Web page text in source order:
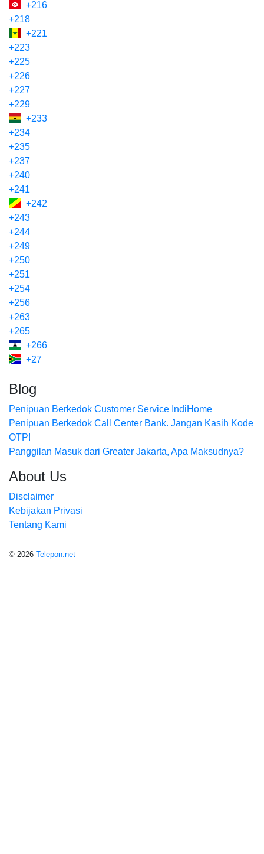
+216
+218
+221
+223
+225
+226
+227
+229
+233
+234
+235
+237
+240
+241
+242
+243
+244
+249
+250
+251
+254
+256
+263
+265
+266
+27
Blog
Penipuan Berkedok Customer Service IndiHome
Penipuan Berkedok Call Center Bank. Jangan Kasih Kode
OTP!
Panggilan Masuk dari Greater Jakarta, Apa Maksudnya?
About Us
Disclaimer
Kebijakan Privasi
Tentang Kami
© 2026 Telepon.net